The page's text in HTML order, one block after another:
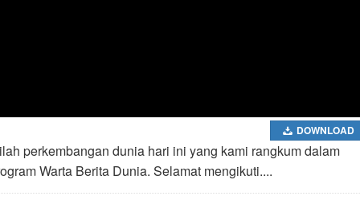
DOWNLOAD
perkembangan dunia hari ini yang kami rangkum dalam
Warta Berita Dunia. Selamat mengikuti....